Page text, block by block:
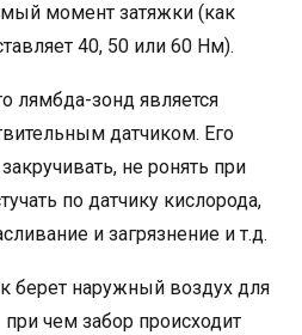
момент затяжки (как
40, 50 или 60 Нм).
лямбда-зонд является
датчиком. Его
не ронять при
по датчику кислорода,
и загрязнение и т.д.
берет наружный воздух для
чем забор происходит